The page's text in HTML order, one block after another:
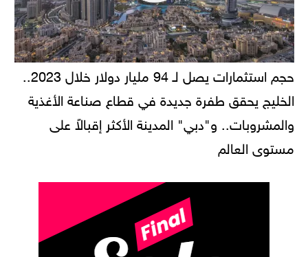
حجم استثمارات يصل لـ 94 مليار دولار خلال 2023..
الخليج يحقق طفرة جديدة في قطاع صناعة الأغذية
والمشروبات.. و"دبي" المدينة الأكثر إقبالاً على
مستوى العالم